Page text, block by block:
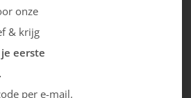
onze
& krijg
eerste
per e-mail.